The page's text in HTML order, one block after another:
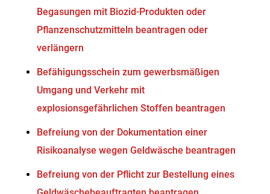
Begasungen mit Biozid-Produkten oder
Pflanzenschutzmitteln beantragen oder
verlängern
Befähigungsschein zum gewerbsmäßigen
Umgang und Verkehr mit
explosionsgefährlichen Stoffen beantragen
Befreiung von der Dokumentation einer
Risikoanalyse wegen Geldwäsche beantragen
Befreiung von der Pflicht zur Bestellung eines